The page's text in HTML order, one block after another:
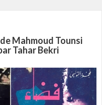
Mahmoud Tounsi
Tahar Bekri